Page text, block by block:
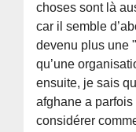
choses sont là
car il semble
devenu plus une
qu’une
ensuite, je sais
afghane a
considérer